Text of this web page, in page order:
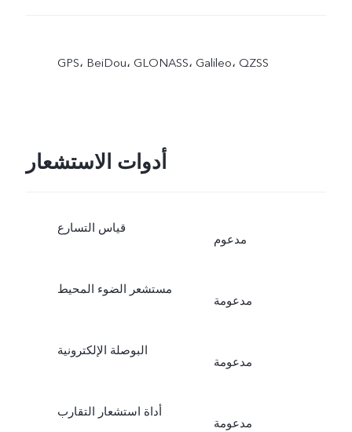
GPS،‏ BeiDou،‏ GLONASS،‏ Galileo،‏ QZSS
أدوات الاستشعار
قياس التسارع
مدعوم
مستشعر الضوء المحيط
مدعومة
البوصلة الإلكترونية
مدعومة
أداة استشعار التقارب
مدعومة